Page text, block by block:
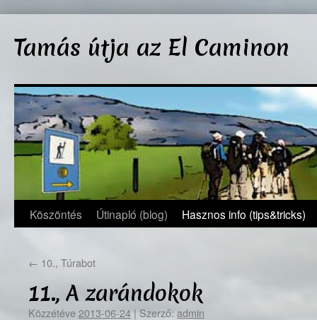
tartalomba
Tamás útja az El Caminon
Köszöntés Útinapló (blog) Hasznos info (tips&tricks)
← 10., Túrabot
11., A zarándokok
Közzétéve 2013-06-24|Szerző: admin